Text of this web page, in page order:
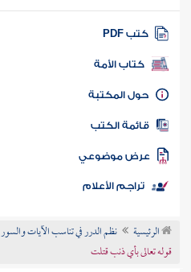
كتب PDF
كتاب الأمة
المكتبة
الكتب
موضوعي
تراجم الأعلام
الرئيسية نظم الدرر في تناسب الآيات والسور
قوله تعالى بأي ذنب قتلت